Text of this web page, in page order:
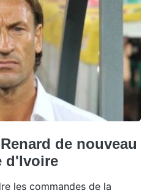
de nouveau
d'Ivoire
les commandes de la